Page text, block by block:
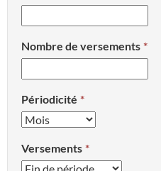
Nombre de versements
Périodicité
Versements